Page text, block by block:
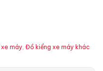
máy, Đồ kiểng xe máy khác